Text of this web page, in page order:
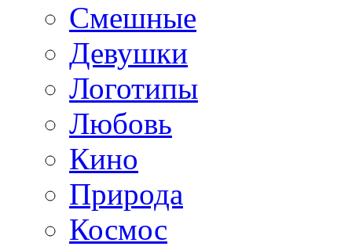
Смешные
Девушки
Логотипы
Любовь
Кино
Природа
Космос